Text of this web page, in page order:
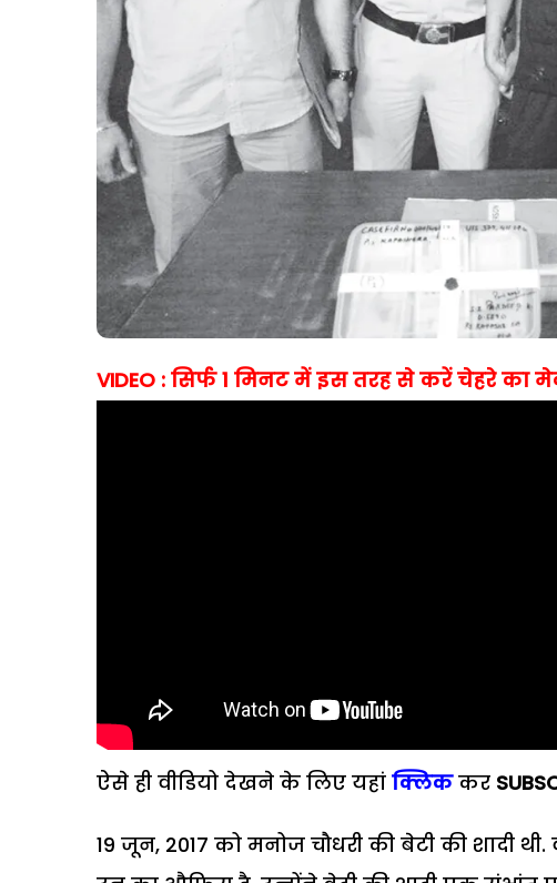
VIDEO : सिर्फ 1 मिनट में इस तरह से करें चेहरे का
ऐसे ही वीडियो देखने के लिए यहां क्लिककर
19 जून, 2017 को मनोज चौधरी की बेटी की शादी